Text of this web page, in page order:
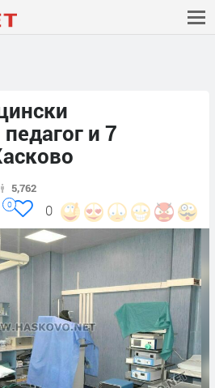
и 7
5,762
0
0